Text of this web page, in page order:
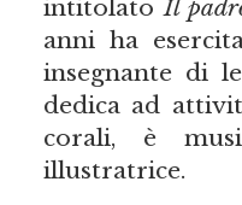
intitolatoIl
anni ha
insegnante di
dedica ad
corali, è
illustratrice.